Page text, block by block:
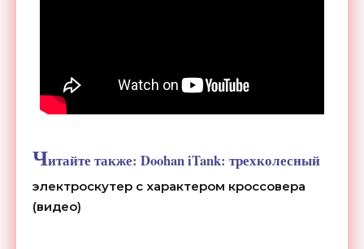
Читайте также: Doohan iTank: трехколесный
электроскутер с характером кроссовера
(видео)